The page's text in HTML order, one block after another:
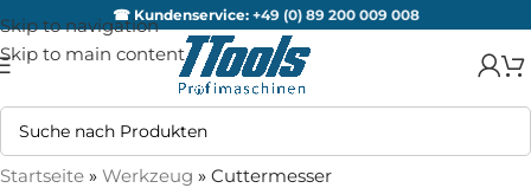
Skip to navigation
Skip to main content
☎ Kundenservice: +49 (0) 89 200 009 008
Startseite » Werkzeug » Cuttermesser